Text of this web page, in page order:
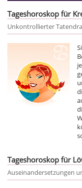
Tageshoroskop für
Unkontrollierter
Tageshoroskop für
Auseinandersetzungen